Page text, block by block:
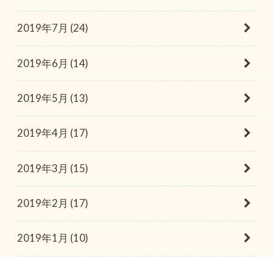
2019年7月 (24)
2019年6月 (14)
2019年5月 (13)
2019年4月 (17)
2019年3月 (15)
2019年2月 (17)
2019年1月 (10)